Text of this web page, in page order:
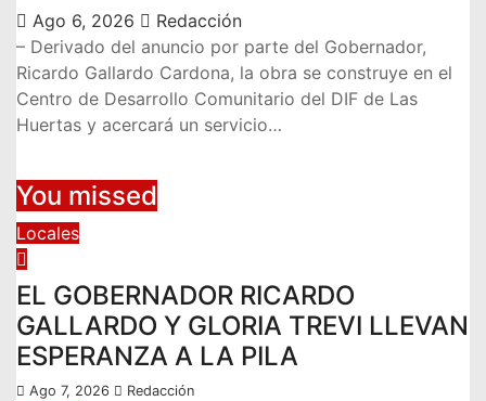
Ago 6, 2026
Redacción
– Derivado del anuncio por parte del Gobernador,
Ricardo Gallardo Cardona, la obra se construye en el
Centro de Desarrollo Comunitario del DIF de Las
Huertas y acercará un servicio…
You missed
Locales
EL GOBERNADOR RICARDO
GALLARDO Y GLORIA TREVI LLEVAN
ESPERANZA A LA PILA
Ago 7, 2026 Redacción